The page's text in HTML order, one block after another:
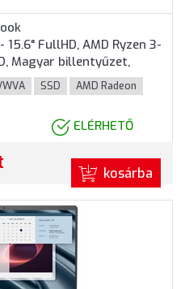
15.6" FullHD, AMD Ryzen 3-
Magyar billentyűzet,
év garancia, Fekete
SSD AMD Radeon
ELÉRHETŐ
kosárba